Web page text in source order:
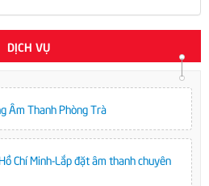
DỊCH VỤ
Âm Thanh Phòng Trà
Chí Minh-Lắp đặt âm thanh chuyên